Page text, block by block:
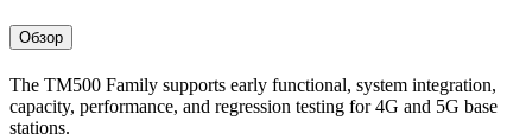
Обзор
The TM500 Family supports early functional, system integration,
capacity, performance, and regression testing for 4G and 5G base
stations.